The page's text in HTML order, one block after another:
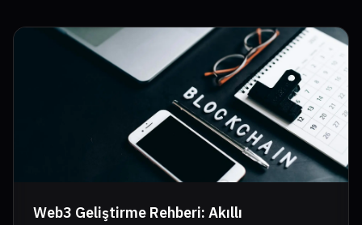
Web3 Geliştirme Rehberi: Akıllı